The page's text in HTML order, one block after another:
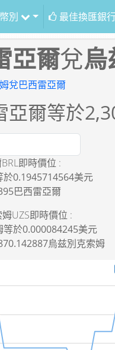
幣別 最佳換匯銀
亞爾兌烏
兌巴西雷亞爾
亞爾等於
即時價位 :
於0.1945714564美元
巴西雷亞爾
UZS即時價位 :
等於0.000084245美元
烏兹別克索姆